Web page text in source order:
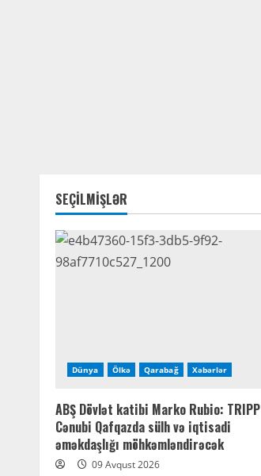
SEÇİLMİŞLƏR
Dünya Ölkə Qarabağ Xəbərlər
ABŞ Dövlət katibi Marko Rubio: TRIPP
Cənubi Qafqazda sülh və iqtisadi
əməkdaşlığı möhkəmləndirəcək
09 Avqust 2026